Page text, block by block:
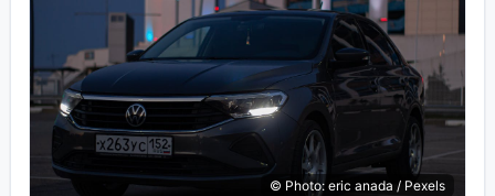
© Photo: eric anada / Pexels